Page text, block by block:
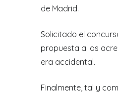
de Madrid.
Solicitado el
propuesta a los
era accidental.
Finalmente, tal y